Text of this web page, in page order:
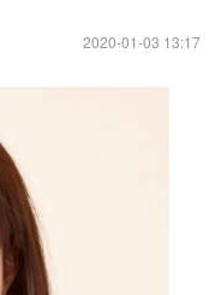
2020-01-03 13:17